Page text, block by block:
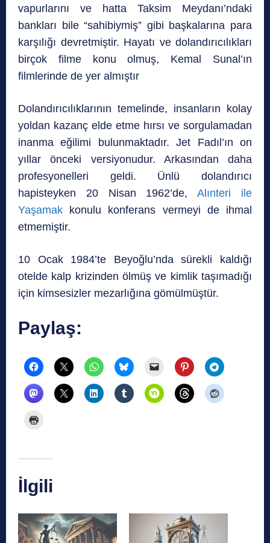
vapurlarını ve hatta Taksim Meydanı’ndaki
bankları bile “sahibiymiş” gibi başkalarına para
karşılığı devretmiştir. Hayatı ve dolandırıcılıkları
birçok filme konu olmuş, Kemal Sunal’ın
filmlerinde de yer almıştır
Dolandırıcılıklarının temelinde, insanların kolay
yoldan kazanç elde etme hırsı ve sorgulamadan
inanma eğilimi bulunmaktadır. Jet Fadıl’ın on
yıllar önceki versiyonudur. Arkasından daha
profesyonelleri geldi. Ünlü dolandırıcı
hapisteyken 20 Nisan 1962’de,Alınteri ile
Yaşamak konulu konferans vermeyi de ihmal
etmemiştir.
10 Ocak 1984’te Beyoğlu’nda sürekli kaldığı
otelde kalp krizinden ölmüş ve kimlik taşımadığı
için kimsesizler mezarlığına gömülmüştür.
Paylaş:
İlgili